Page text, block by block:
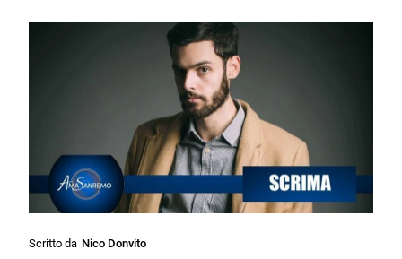
Scritto da Nico Donvito